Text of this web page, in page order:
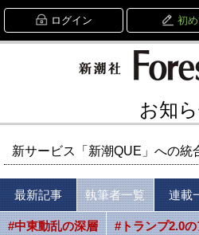
ログイン 初
お知
新サービス「新潮QUE」への統
最新記事 執筆者一覧 連載
#中東動乱の深層 #トランプ2.0